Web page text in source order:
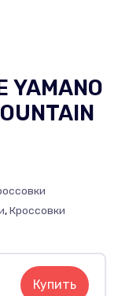
,Кроссовки
Купить